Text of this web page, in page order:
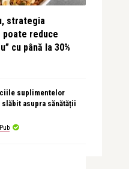
strategia
poate reduce
cu până la 30%
suplimentelor
slăbit asupra sănătății